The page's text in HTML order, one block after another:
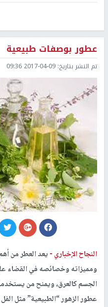
عطور بوصفات طبيعية
تم النشر بتاريخ: 2017-04-09 09:36
النجاح الإخباري -يعد العطر من
ومميزاته وخصائصه في القضاء
الجسم كالعرق، ويمنح من
عطور الزهور “الطبيعية” مثل